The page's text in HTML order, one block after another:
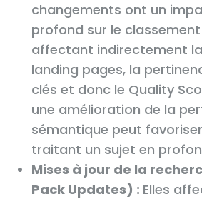
changements ont un
profond sur le
affectant indirectement
landing pages, la
clés et donc le Quality
une amélioration de la
sémantique peut
traitant un sujet en
Mises à jour de la
Pack Updates) : Elles